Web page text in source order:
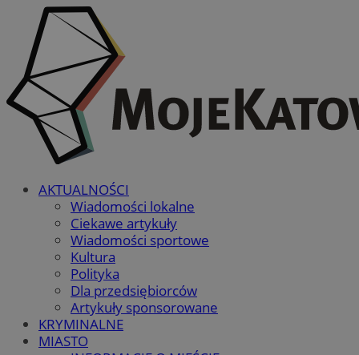
AKTUALNOŚCI
Wiadomości lokalne
Ciekawe artykuły
Wiadomości sportowe
Kultura
Polityka
Dla przedsiębiorców
Artykuły sponsorowane
KRYMINALNE
MIASTO